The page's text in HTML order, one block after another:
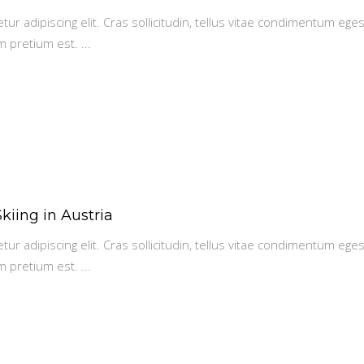
adipiscing elit. Cras sollicitudin, tellus vitae condimentum
pretium est.
in Austria
adipiscing elit. Cras sollicitudin, tellus vitae condimentum
pretium est.